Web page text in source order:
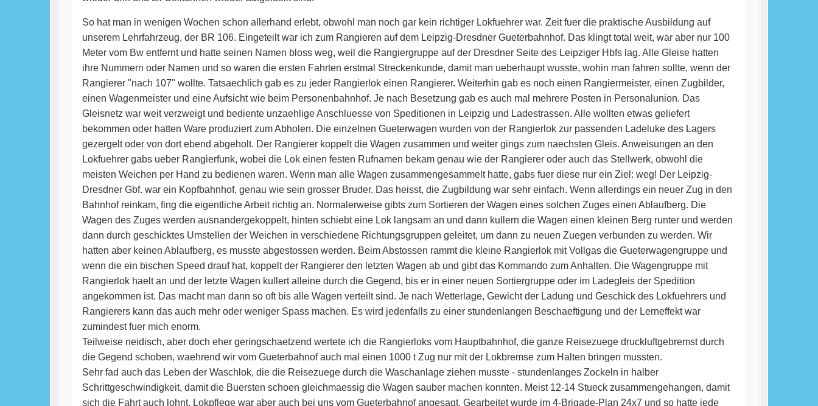
So hat man in wenigen Wochen schon allerhand erlebt, obwohl man noch gar kein richtiger Lokfuehrer war. Zeit fuer die praktische Ausbildung auf
unserem Lehrfahrzeug, der BR 106. Eingeteilt war ich zum Rangieren auf dem Leipzig-Dresdner Gueterbahnhof. Das klingt total weit, war aber nur 100
Meter vom Bw entfernt und hatte seinen Namen bloss weg, weil die Rangiergruppe auf der Dresdner Seite des Leipziger Hbfs lag. Alle Gleise hatten
ihre Nummern oder Namen und so waren die ersten Fahrten erstmal Streckenkunde, damit man ueberhaupt wusste, wohin man fahren sollte, wenn der
Rangierer "nach 107" wollte. Tatsaechlich gab es zu jeder Rangierlok einen Rangierer. Weiterhin gab es noch einen Rangiermeister, einen Zugbilder,
einen Wagenmeister und eine Aufsicht wie beim Personenbahnhof. Je nach Besetzung gab es auch mal mehrere Posten in Personalunion. Das
Gleisnetz war weit verzweigt und bediente unzaehlige Anschluesse von Speditionen in Leipzig und Ladestrassen. Alle wollten etwas geliefert
bekommen oder hatten Ware produziert zum Abholen. Die einzelnen Gueterwagen wurden von der Rangierlok zur passenden Ladeluke des Lagers
gezergelt oder von dort ebend abgeholt. Der Rangierer koppelt die Wagen zusammen und weiter gings zum naechsten Gleis. Anweisungen an den
Lokfuehrer gabs ueber Rangierfunk, wobei die Lok einen festen Rufnamen bekam genau wie der Rangierer oder auch das Stellwerk, obwohl die
meisten Weichen per Hand zu bedienen waren. Wenn man alle Wagen zusammengesammelt hatte, gabs fuer diese nur ein Ziel: weg! Der Leipzig-
Dresdner Gbf. war ein Kopfbahnhof, genau wie sein grosser Bruder. Das heisst, die Zugbildung war sehr einfach. Wenn allerdings ein neuer Zug in den
Bahnhof reinkam, fing die eigentliche Arbeit richtig an. Normalerweise gibts zum Sortieren der Wagen eines solchen Zuges einen Ablaufberg. Die
Wagen des Zuges werden ausnandergekoppelt, hinten schiebt eine Lok langsam an und dann kullern die Wagen einen kleinen Berg runter und werden
dann durch geschicktes Umstellen der Weichen in verschiedene Richtungsgruppen geleitet, um dann zu neuen Zuegen verbunden zu werden. Wir
hatten aber keinen Ablaufberg, es musste abgestossen werden. Beim Abstossen rammt die kleine Rangierlok mit Vollgas die Gueterwagengruppe und
wenn die ein bischen Speed drauf hat, koppelt der Rangierer den letzten Wagen ab und gibt das Kommando zum Anhalten. Die Wagengruppe mit
Rangierlok haelt an und der letzte Wagen kullert alleine durch die Gegend, bis er in einer neuen Sortiergruppe oder im Ladegleis der Spedition
angekommen ist. Das macht man dann so oft bis alle Wagen verteilt sind. Je nach Wetterlage, Gewicht der Ladung und Geschick des Lokfuehrers und
Rangierers kann das auch mehr oder weniger Spass machen. Es wird jedenfalls zu einer stundenlangen Beschaeftigung und der Lerneffekt war
zumindest fuer mich enorm.
Teilweise neidisch, aber doch eher geringschaetzend wertete ich die Rangierloks vom Hauptbahnhof, die ganze Reisezuege druckluftgebremst durch
die Gegend schoben, waehrend wir vom Gueterbahnof auch mal einen 1000 t Zug nur mit der Lokbremse zum Halten bringen mussten.
Sehr fad auch das Leben der Waschlok, die die Reisezuege durch die Waschanlage ziehen musste - stundenlanges Zockeln in halber
Schrittgeschwindigkeit, damit die Buersten schoen gleichmaessig die Wagen sauber machen konnten. Meist 12-14 Stueck zusammengehangen, damit
sich die Fahrt auch lohnt. Lokpflege war aber auch bei uns vom Gueterbahnof angesagt. Gearbeitet wurde im 4-Brigade-Plan 24x7 und so hatte jede